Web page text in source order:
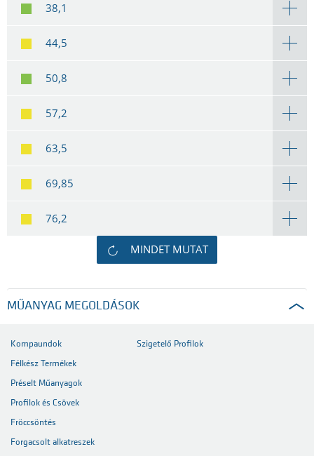
38,1
44,5
50,8
57,2
63,5
69,85
76,2
MINDET MUTAT
MŰANYAG MEGOLDÁSOK
Kompaundok
Félkész Termékek
Préselt Műanyagok
Profilok és Csövek
Fröccsöntés
Forgacsolt alkatreszek
Szigetelő Profilok